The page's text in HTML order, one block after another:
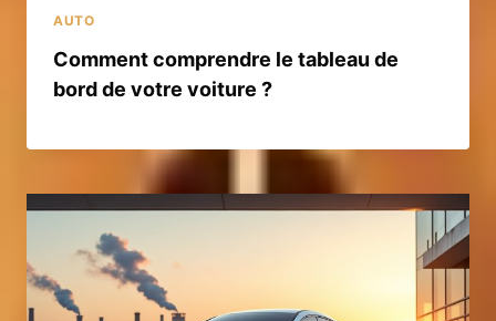
AUTO
Comment comprendre le tableau de
bord de votre voiture ?